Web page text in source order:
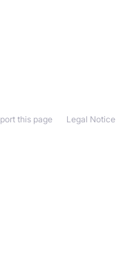
Legal Notice
this page